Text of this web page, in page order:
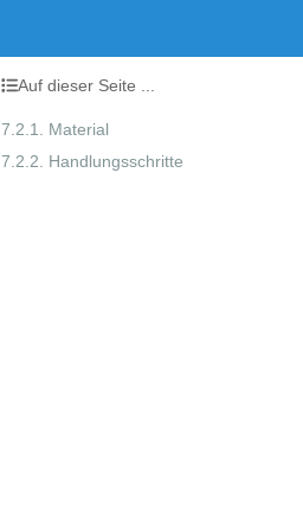
Auf dieser Seite ...
7.2.1. Material
7.2.2. Handlungsschritte